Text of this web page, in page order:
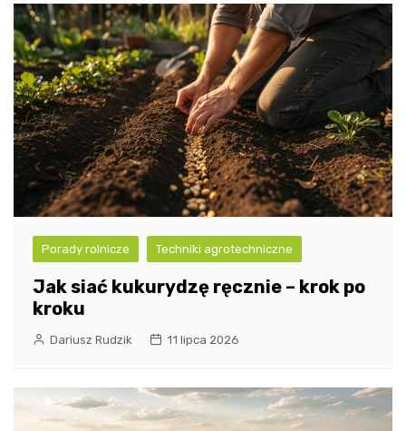
Porady rolnicze Techniki agrotechniczne
Jak siać kukurydzę ręcznie – krok po
kroku
Dariusz Rudzik 11 lipca 2026